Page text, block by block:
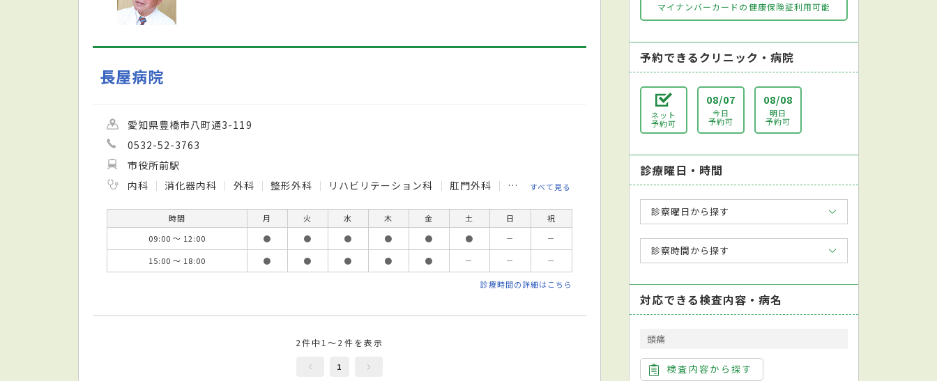
長屋病院
愛知県豊橋市八町通3-119
0532-52-3763
市役所前駅
内科
消化器内科 外科 整形外科 リハビリテーション科 肛門外科 小児外科 糖尿病内科 老年内科 皮膚科 泌尿器科
すべて見る
時間 月 火 水 木 金 土 日
祝
09:00 ～ 12:00
● ● ● ● ● ● －
－
15:00 ～ 18:00
● ● ● ● ● － － －
診療時間の詳細はこちら
2件中1～2件を表示
1
マイナンバーカードの健康保険証利用可能
予約できるクリニック・病院
ネット
予約可
08/07
今日
予約可
08/08
明日
予約可
診療曜日・時間
診察曜日から探す
診察時間から探す
対応できる検査内容・病名
頭痛
検査内容から探す